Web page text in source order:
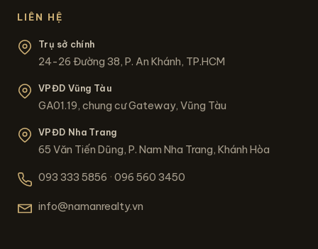
LIÊN HỆ
Trụ sở chính
24-26 Đường 38, P. An Khánh, TP.HCM
VPĐD Vũng Tàu
GA01.19, chung cư Gateway, Vũng Tàu
VPĐD Nha Trang
65 Văn Tiến Dũng, P. Nam Nha Trang, Khánh Hòa
093 333 5856 · 096 560 3450
info@namanrealty.vn